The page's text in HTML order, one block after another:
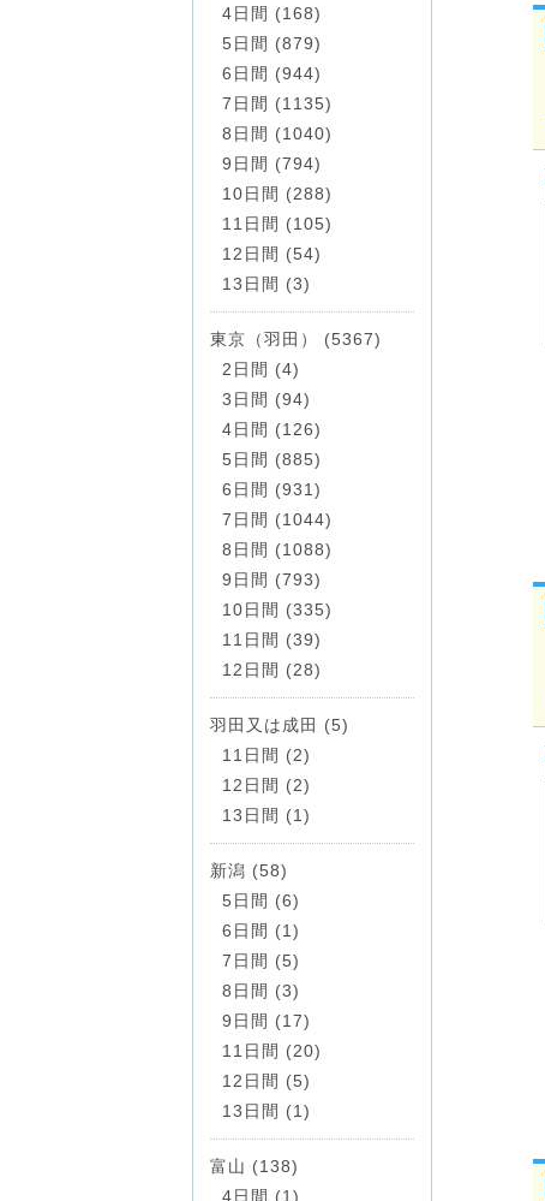
4日間 (168)
5日間 (879)
6日間 (944)
7日間 (1135)
8日間 (1040)
9日間 (794)
10日間 (288)
11日間 (105)
12日間 (54)
13日間 (3)
東京（羽田） (5367)
2日間 (4)
3日間 (94)
4日間 (126)
5日間 (885)
6日間 (931)
7日間 (1044)
8日間 (1088)
9日間 (793)
10日間 (335)
11日間 (39)
12日間 (28)
羽田又は成田 (5)
11日間 (2)
12日間 (2)
13日間 (1)
新潟 (58)
5日間 (6)
6日間 (1)
7日間 (5)
8日間 (3)
9日間 (17)
11日間 (20)
12日間 (5)
13日間 (1)
富山 (138)
4日間 (1)